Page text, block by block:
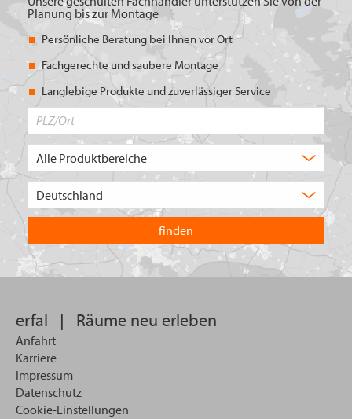
Planung bis zur Montage
Persönliche Beratung bei Ihnen vor Ort
Fachgerechte und saubere Montage
Langlebige Produkte und zuverlässiger Service
in
welchem
Land
Sie
suchen
erfal | Räume neu erleben
Anfahrt
Karriere
Impressum
Datenschutz
Cookie-Einstellungen